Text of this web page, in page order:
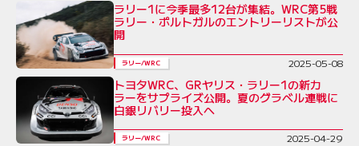
ラリー1に今季最多12台が集結。WRC第5戦
ラリー・ポルトガルのエントリーリストが公
開
ラリー/WRC 2025-05-08
トヨタWRC、GRヤリス・ラリー1の新カ
ラーをサプライズ公開。夏のグラベル連戦に
白銀リバリー投入へ
ラリー/WRC 2025-04-29